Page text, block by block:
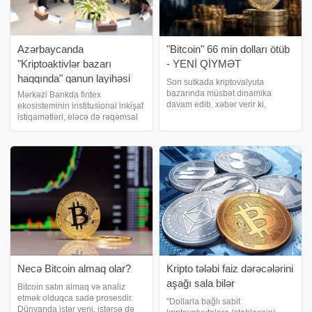
Azərbaycanda
"Kriptoaktivlər bazarı
haqqında" qanun layihəsi
hazırlanıb
Mərkəzi Bankda fintex
ekosisteminin institusional inkişaf
istiqamətləri, eləcə də rəqəmsal
imkanları müzakirə olunub. AMB-
də fintex ekosistemində
institusiona
"Bitcoin" 66 min dolları ötüb
- YENİ QİYMƏT
Son sutkada kriptovalyuta
bazarında müsbət dinamika
davam edib. xəbər verir ki,
saatda 0,83% artaraq 2,26 trilyon
dollara yüksəlib. . Ə
Necə Bitcoin almaq olar?
Bitcoin satın almaq və analiz
etmək olduqca sadə prosesdir.
Dünyanda istər yeni, istərsə də
Kripto tələbi faiz dərəcələrini
aşağı sala bilər
"Dollarla bağlı sabit